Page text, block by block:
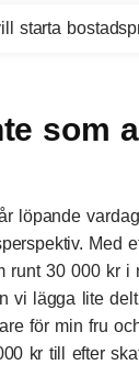
starta
som
löpande
Med
runt 30 000 kr i
vi lägga lite
för min fru
kr till efter